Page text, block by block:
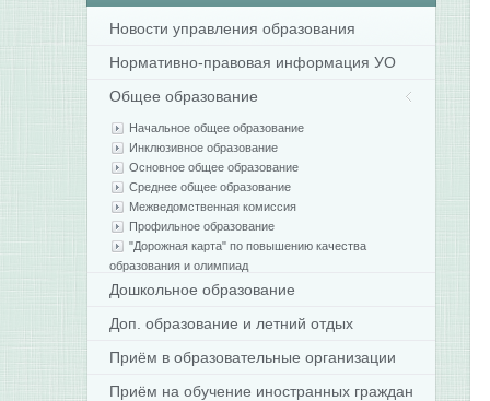
Новости управления образования
Нормативно-правовая информация УО
Общее образование
Начальное общее образование
Инклюзивное образование
Основное общее образование
Среднее общее образование
Межведомственная комиссия
Профильное образование
"Дорожная карта" по повышению качества
образования и олимпиад
Дошкольное образование
Доп. образование и летний отдых
Приём в образовательные организации
Приём на обучение иностранных граждан